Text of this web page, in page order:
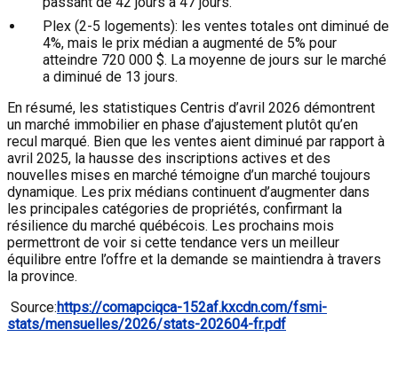
Plex (2-5 logements): les ventes totales ont diminué de
4%, mais le prix médian a augmenté de 5% pour
atteindre 720 000 $. La moyenne de jours sur le marché
a diminué de 13 jours.
En résumé, les statistiques Centris d’avril 2026 démontrent
un marché immobilier en phase d’ajustement plutôt qu’en
recul marqué. Bien que les ventes aient diminué par rapport à
avril 2025, la hausse des inscriptions actives et des
nouvelles mises en marché témoigne d’un marché toujours
dynamique. Les prix médians continuent d’augmenter dans
les principales catégories de propriétés, confirmant la
résilience du marché québécois. Les prochains mois
permettront de voir si cette tendance vers un meilleur
équilibre entre l’offre et la demande se maintiendra à travers
la province.
Source:https://comapciqca-152af.kxcdn.com/fsmi-
stats/mensuelles/2026/stats-202604-fr.pdf